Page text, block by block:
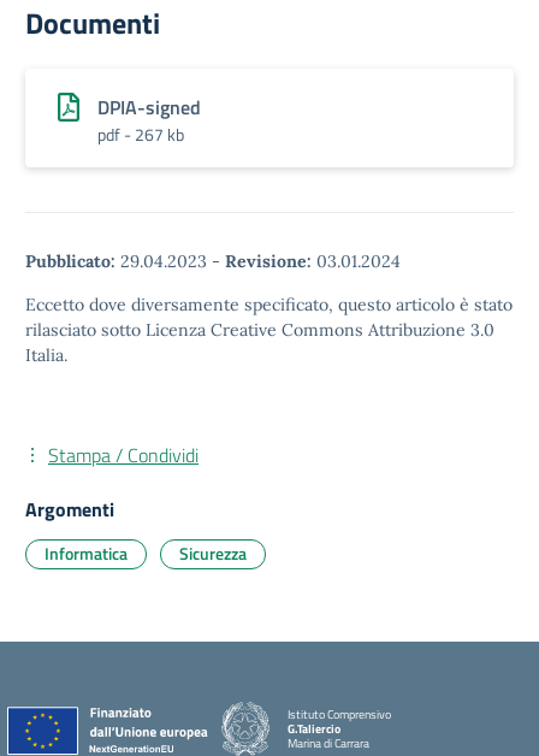
Documenti
DPIA-signed
pdf - 267 kb
Pubblicato: 29.04.2023 - Revisione: 03.01.2024
Eccetto dove diversamente specificato, questo articolo è stato
rilasciato sotto Licenza Creative Commons Attribuzione 3.0
Italia.
Stampa / Condividi
Argomenti
Informatica Sicurezza
Istituto Comprensivo
G.Taliercio
Marina di Carrara